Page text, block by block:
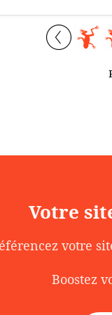
Votre
votre
Boostez